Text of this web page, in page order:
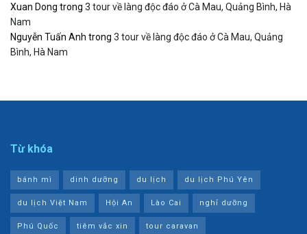
Xuan Dong trong 3 tour về làng độc đáo ở Cà Mau, Quảng Bình, Hà
Nam
Nguyễn Tuấn Anh trong 3 tour về làng độc đáo ở Cà Mau, Quảng
Bình, Hà Nam
Từ khóa
bánh mì dinh dưỡng du lịch du lịch Phú Yên
du lịch Việt Nam Hội An Lào Cai nghỉ dưỡng
Phú Quốc tiêm vắc xin tour caravan